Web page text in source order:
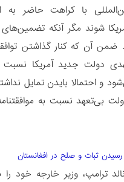
با کراهت حاضر به
شوند مگر آنکه تضمین‌‏های
ضمن آن که کنار گذاشتن
دولت جدید آمریکا نسبت
و احتمالا بایدن تمایل
بی­‌تعهد نسبت به
ترامپ، وزیر خارجه خود را